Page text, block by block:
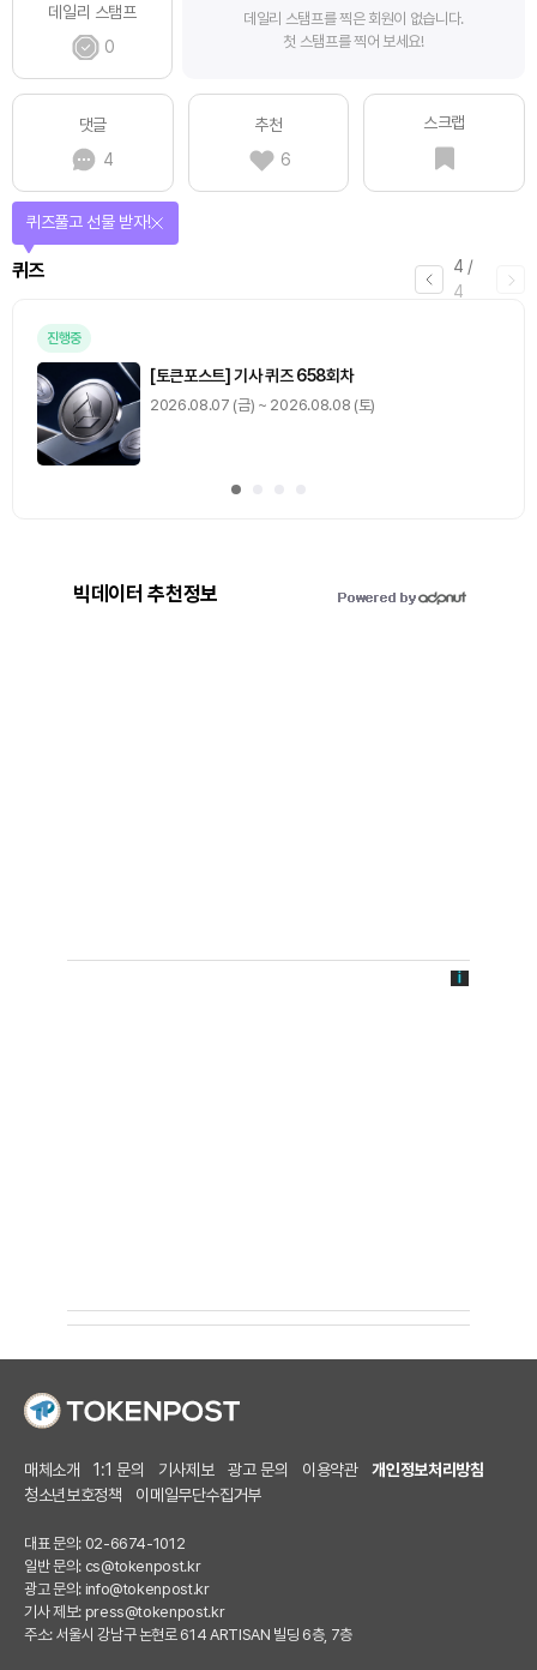
데일리 스탬프
0
데일리 스탬프를 찍은 회원이 없습니다.
첫 스탬프를 찍어 보세요!
댓글
4
추천
6
스크랩
4 /
4
퀴즈
퀴즈풀고 선물 받자!
진행중
[토큰포스트] 기사 퀴즈 658회차
2026.08.07 (금) ~ 2026.08.08 (토)
빅데이터 추천정보
매체소개 1:1 문의 기사제보 광고 문의 이용약관
개인정보처리방침
청소년보호정책
이메일무단수집거부
대표 문의: 02-6674-1012
일반 문의: cs@tokenpost.kr
광고 문의: info@tokenpost.kr
기사 제보: press@tokenpost.kr
주소: 서울시 강남구 논현로 614 ARTISAN 빌딩 6층, 7층